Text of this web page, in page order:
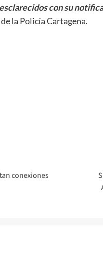
con su
la Policía Cartagena.
conexiones